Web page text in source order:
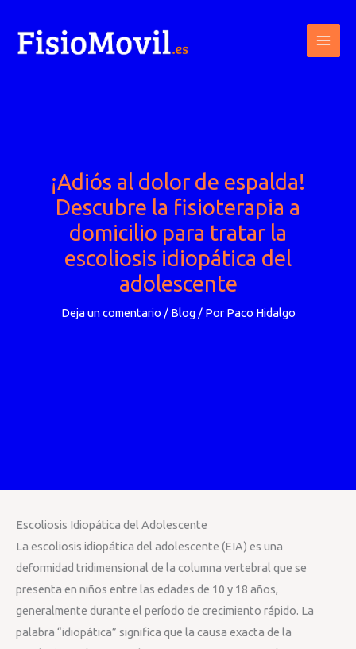
contenido
¡Adiós al dolor de espalda!
Descubre la fisioterapia a
domicilio para tratar la
escoliosis idiopática del
adolescente
Deja un comentario / Blog/ Por Paco Hidalgo
Escoliosis Idiopática del Adolescente
La escoliosis idiopática del adolescente (EIA) es una
deformidad tridimensional de la columna vertebral que se
presenta en niños entre las edades de 10 y 18 años,
generalmente durante el período de crecimiento rápido. La
palabra “idiopática” significa que la causa exacta de la